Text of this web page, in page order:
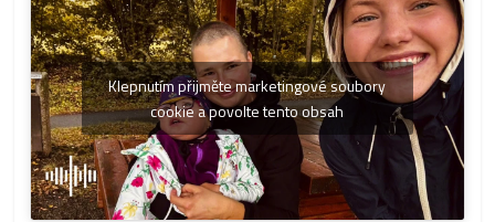
Klepnutím přijměte marketingové soubory
cookie a povolte tento obsah